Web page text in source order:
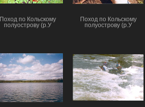
Поход по Кольскому
полуострову (р.У
Поход по Кольскому
полуострову (р.У